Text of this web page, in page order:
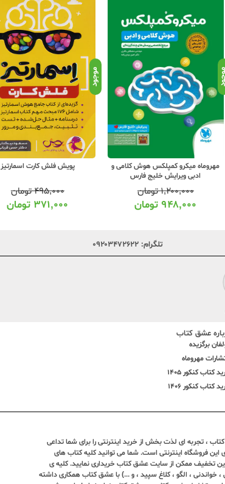
مهروماه میکرو کمپلکس هوش کلامی و
ادبی ویرایش خلیج فارس
۱,۲۰۰,۰۰۰تومان
۹۴۸,۰۰۰تومان
موجود
پویش فلش کارت اسمارتیز
۴۹۵,۰۰۰تومان
۳۷۱,۰۰۰ تومان
تلگرام: ۰۹۲۰۳۴۷۲۶۲۲
عشق کتاب
برگزیده
مهروماه
کتاب کنکور 1405
کتاب کنکور 1406
، تجربه ای لذت بخش از خرید اینترنتی را برای شما تداعی
ی این فروشگاه اینترنتی است. شما می توانید کلیه کتاب های
تخفیف ممکن از سایت عشق کتاب خریداری نمایید. کلیه ی
خواندنی ، الگو ، کلاغ سپید ، و ...) با عشق کتاب همکاری داشته